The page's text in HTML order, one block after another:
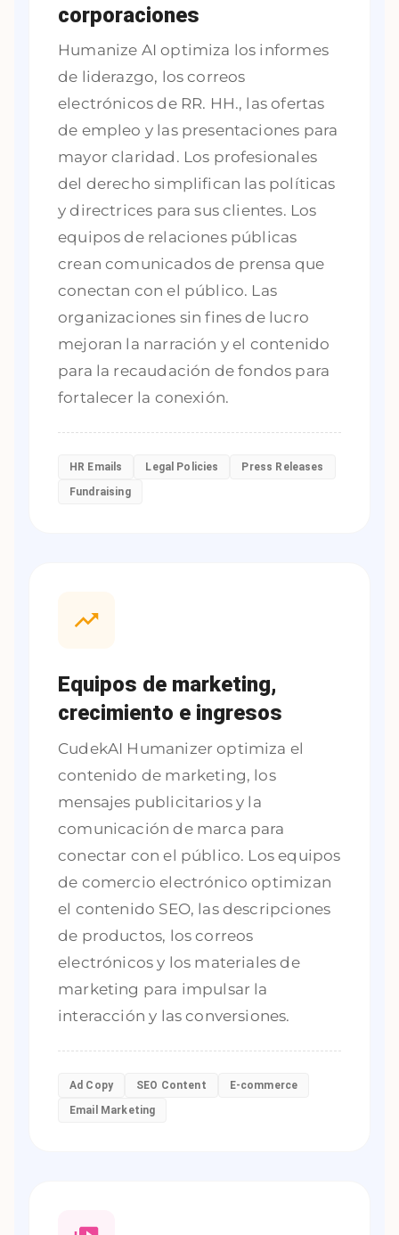
corporaciones
Humanize AI optimiza los informes
de liderazgo, los correos
electrónicos de RR. HH., las ofertas
de empleo y las presentaciones para
mayor claridad. Los profesionales
del derecho simplifican las políticas
y directrices para sus clientes. Los
equipos de relaciones públicas
crean comunicados de prensa que
conectan con el público. Las
organizaciones sin fines de lucro
mejoran la narración y el contenido
para la recaudación de fondos para
fortalecer la conexión.
HR Emails Legal Policies
Press Releases
Fundraising
Equipos de marketing,
crecimiento e ingresos
CudekAI Humanizer optimiza el
contenido de marketing, los
mensajes publicitarios y la
comunicación de marca para
conectar con el público. Los equipos
de comercio electrónico optimizan
el contenido SEO, las descripciones
de productos, los correos
electrónicos y los materiales de
marketing para impulsar la
interacción y las conversiones.
Ad Copy SEO Content
E-commerce
Email Marketing